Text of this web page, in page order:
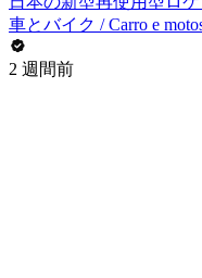
車とバイク / Carro e
2 週間前